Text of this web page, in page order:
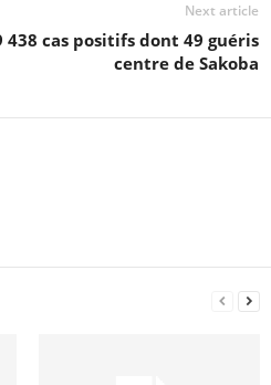
Next article
438 cas positifs dont 49 guéris
centre de Sakoba